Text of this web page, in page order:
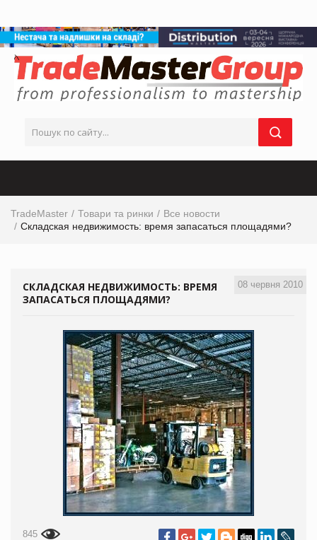
TradeMaster Товари та ринки
Все новости
Складская недвижимость: время запасаться площадями?
08 червня 2010
СКЛАДСКАЯ НЕДВИЖИМОСТЬ: ВРЕМЯ
ЗАПАСАТЬСЯ ПЛОЩАДЯМИ?
845